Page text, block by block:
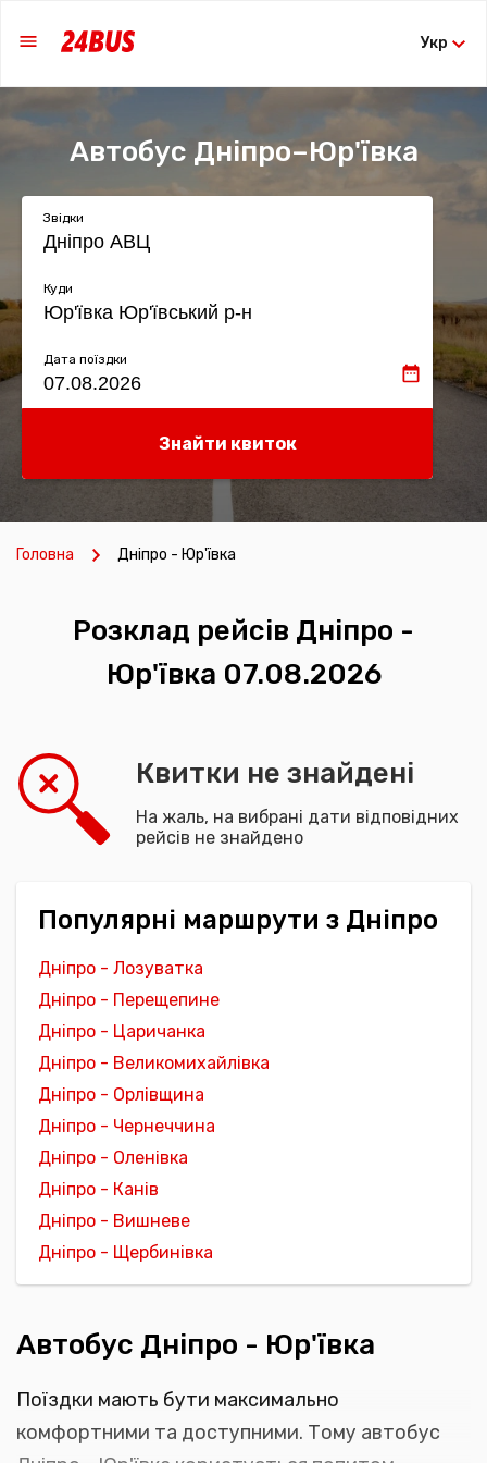
Укр
Автобус Дніпро–Юр'ївка
Звідки
Куди
Дата поїздки
Знайти квиток
Головна Дніпро - Юр'ївка
Розклад рейсів Дніпро -
Юр'ївка 07.08.2026
Квитки не знайдені
На жаль, на вибрані дати відповідних
рейсів не знайдено
Популярні маршрути з Дніпро
Дніпро - Лозуватка
Дніпро - Перещепине
Дніпро - Царичанка
Дніпро - Великомихайлівка
Дніпро - Орлівщина
Дніпро - Чернеччина
Дніпро - Оленівка
Дніпро - Канів
Дніпро - Вишневе
Дніпро - Щербинівка
Автобус Дніпро - Юр'ївка
Поїздки мають бути максимально
комфортними та доступними. Тому автобус